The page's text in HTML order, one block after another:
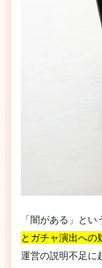
「闇がある」とい
とガチャ演出への
運営の説明不足に